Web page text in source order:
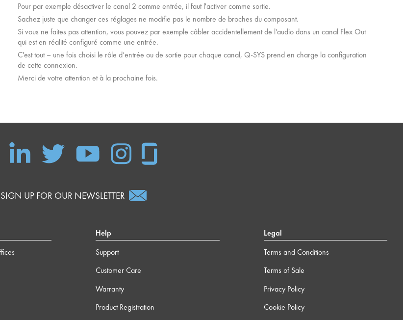
Pour par exemple désactiver le canal 2 comme entrée, il faut l'activer comme sortie.
Sachez juste que changer ces réglages ne modifie pas le nombre de broches du composant.
Si vous ne faites pas attention, vous pouvez par exemple câbler accidentellement de l'audio dans un canal Flex Out
qui est en réalité configuré comme une entrée.
C'est tout – une fois choisi le rôle d’entrée ou de sortie pour chaque canal, Q-SYS prend en charge la configuration
de cette connexion.
Merci de votre attention et à la prochaine fois.
SIGN UP FOR OUR NEWSLETTER
Help
Support
Customer Care
Warranty
Product Registration
Legal
Terms and Conditions
Terms of Sale
Privacy Policy
Cookie Policy